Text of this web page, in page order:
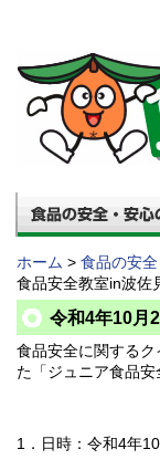
ホーム > 食品の安
食品安全教室in波佐
令和4年10月
食品安全に関する
た「ジュニア食品安
1．日時：令和4年